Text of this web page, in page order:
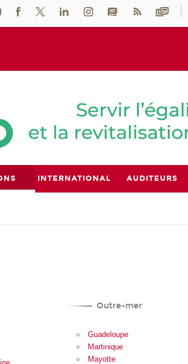
INTERNATIONAL AUDITEURS
Outre-mer
Guadeloupe
Martinique
Mayotte